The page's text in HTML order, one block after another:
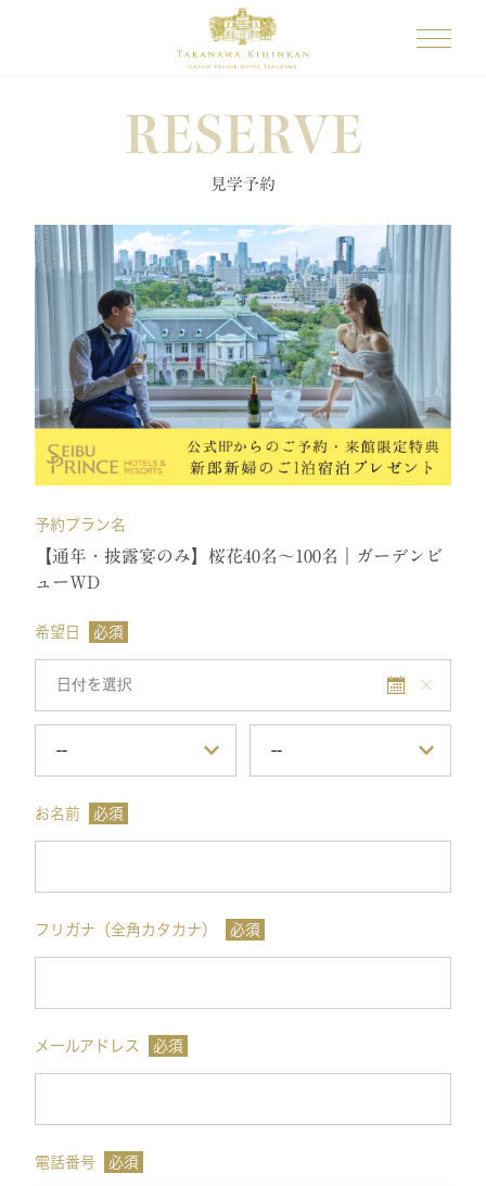
RESERVE
見学予約
予約プラン名
【通年・披露宴のみ】桜花40名～100名｜ガーデンビ
ューWD
希望日 必須
お名前 必須
フリガナ（全角カタカナ） 必須
メールアドレス 必須
電話番号 必須